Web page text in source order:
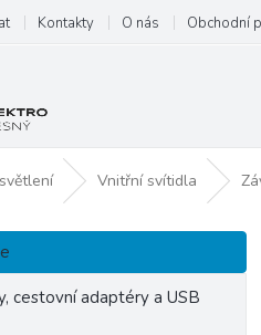
Kontakty O nás Obchodní
Vnitřní svítidla
cestovní adaptéry a USB